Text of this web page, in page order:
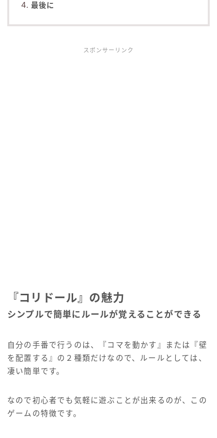
最後に
スポンサーリンク
『コリドール』の魅力
シンプルで簡単にルールが覚えることができる
自分の手番で行うのは、『コマを動かす』または『壁
を配置する』の２種類だけなので、ルールとしては、
凄い簡単です。
なので初心者でも気軽に遊ぶことが出来るのが、この
ゲームの特徴です。